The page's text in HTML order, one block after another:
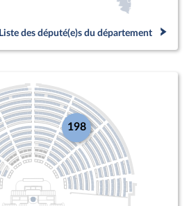
Liste des député(e)s du département
198